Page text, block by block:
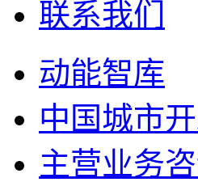
联系我们
动能智库
中国城市
主营业务